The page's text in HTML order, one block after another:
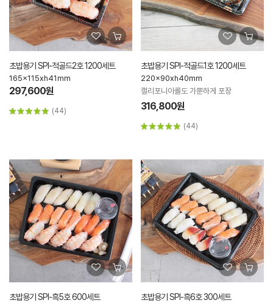
초밥용기 SPI-적골드2호 1200세트
165x115xh41mm
297,600원
(44)
초밥용기 SPI-적골드1호 1200세트
220x90xh40mm
캘리포니아롤도 가뿐하게 포장
316,800원
(44)
초밥용기 SPI-흑5호 600세트 초밥용기 SPI-흑6호 300세트